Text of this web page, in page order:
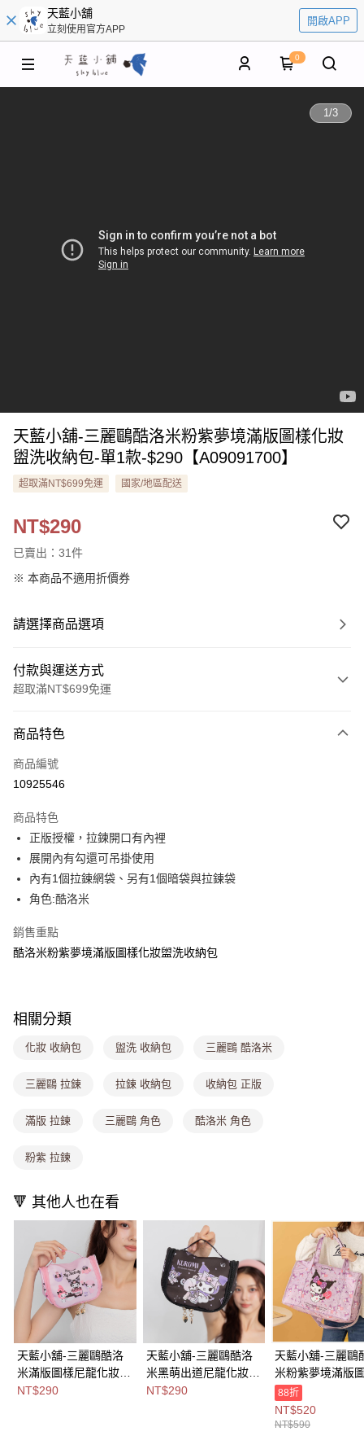
天藍小舖
立刻使用官方APP
開啟APP
0
1/3
天藍小舖-三麗鷗酷洛米粉紫夢境滿版圖樣化妝
盥洗收納包-單1款-$290【A09091700】
超取滿NT$699免運 國家/地區配送
NT$290
已賣出：31件
※ 本商品不適用折價券
請選擇商品選項
付款與運送方式
超取滿NT$699免運
信用卡一次付款
超商取貨付款
Apple Pay
街口支付
悠遊付
Google Pay
大哥付你分期
2.付款方式選擇「大哥付你分期」，訂單成立後會自動跳轉到大哥付的交易
成交易。
4.訂單成立30分鐘內，如未前往確認交易或遇審核未通過，訂單將自動取
【繳款方式說明】
醒簡訊。
【注意事項】
1.本服務係由「台灣大哥大股份有限公司」（以下簡稱本公司）所提供，讓
用戶於交易時，得透過本服務購買商品或服務，並由商店將買賣／分期付款
買賣價金債權讓與本公司後，依約使用本公司帳單繳交帳款。
2.基於同意付款使用「大哥付你分期」之契約關係目的，商店將以您的個人
資料（包含姓名、電話或地址）提供予台灣大哥大進項蒐集、處理及利用，
由本公司與您本人進行分期帳單所需資料之確認、核對及更正。
3.完整用戶服務條款，請詳閱以下連結： https://oppay.tw/userRule
運送方式
每筆NT$80，滿NT$699(含以上)免運費
付款後全家取貨
每筆NT$8,888，滿NT$8,888(含以上)免運費
付款後萊爾富取貨
每筆NT$8,888，滿NT$8,888(含以上)免運費
7-11取貨付款
每筆NT$80，滿NT$1,000(含以上)免運費
付款後7-11取貨
每筆NT$80，滿NT$1,000(含以上)免運費
宅配
商品特色
商品編號
10925546
商品特色
正版授權，拉鍊開口有內裡
展開內有勾還可吊掛使用
內有1個拉鍊網袋、另有1個暗袋與拉鍊袋
角色:酷洛米
銷售重點
酷洛米粉紫夢境滿版圖樣化妝盥洗收納包
相關分類
化妝 收納包 盥洗 收納包 三麗鷗 酷洛米
三麗鷗 拉鍊 拉鍊 收納包 收納包 正版
滿版 拉鍊 三麗鷗 角色 酷洛米 角色
粉紫 拉鍊
🔻 其他人也在看
天藍小舖-三麗鷗酷洛
米滿版圖樣尼龍化妝盥
洗收納包-共2
NT$290
天藍小舖-三麗鷗酷洛
米黑萌出道尼龍化妝盥
洗收納包-單1
NT$290
天藍小舖-三麗鷗
米粉紫夢境滿版
收折多功能旅行
款-$590【
】
88折
NT$520
NT$590